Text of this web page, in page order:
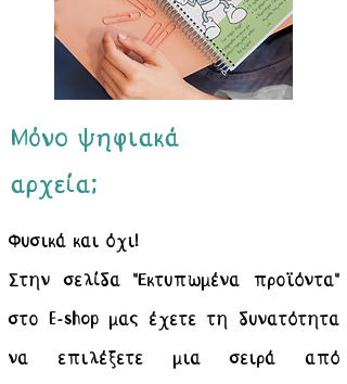
Μόνο ψηφιακά
αρχεία;
Φυσικά και όχι!
Στην σελίδα "Εκτυπωμένα προϊόντα"
στο E-shop μας έχετε τη δυνατότητα
να επιλέξετε μια σειρά από